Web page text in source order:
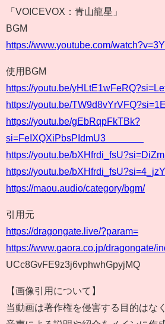
「VOICEVOX：青山龍星」
BGM
https://www.youtube.com/
使用BGM
https://youtu.be/
https://youtu.be/
https://youtu.be/gEbRqpFkTBk?
si=FeIXQXiPbsPIdmU3
https://youtu.be/
https://youtu.be/
https://maou.audio/category/bgm/
引用元
https://dragongate.live/?param=
https://www.gaora.co.jp/dragongate/
UCc8GvFE9z3j6vphwhGpyjMQ
【画像引用について】
当動画は著作権を侵害する目的はなく